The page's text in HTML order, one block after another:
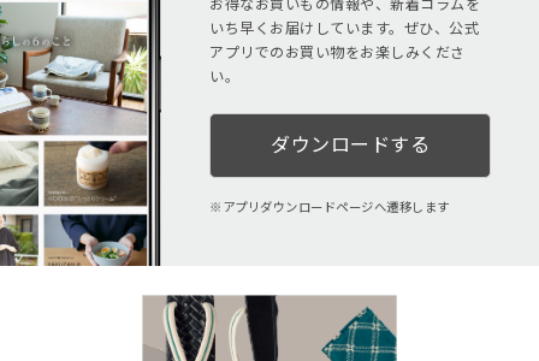
お得なお買いもの情報や、新着コラムを
いち早くお届けしています。ぜひ、公式
アプリでのお買い物をお楽しみくださ
い。
ダウンロードする
アプリダウンロードページへ遷移します